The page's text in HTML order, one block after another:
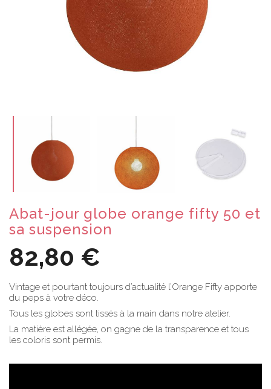
Abat-jour globe orange fifty 50 et
sa suspension
82,80 €
Vintage et pourtant toujours d’actualité l’Orange Fifty apporte
du peps à votre déco.
Tous les globes sont tissés à la main dans notre atelier.
La matière est allégée, on gagne de la transparence et tous
les coloris sont permis.